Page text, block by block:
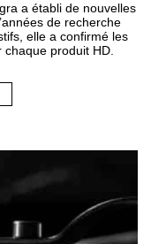
a établi de nouvelles
de recherche
elle a confirmé les
produit HD.